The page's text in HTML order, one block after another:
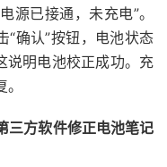
源已接通，未充电”。
“确认”按钮，电池状态
说明电池校正成功。充
方软件修正电池笔记